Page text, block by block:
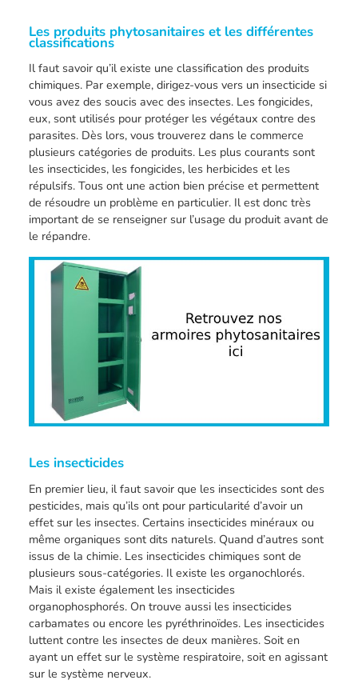
Les produits phytosanitaires et les différentes
classifications
Il faut savoir qu’il existe une classification des produits
chimiques. Par exemple, dirigez-vous vers un insecticide si
vous avez des soucis avec des insectes. Les fongicides,
eux, sont utilisés pour protéger les végétaux contre des
parasites. Dès lors, vous trouverez dans le commerce
plusieurs catégories de produits. Les plus courants sont
les insecticides, les fongicides, les herbicides et les
répulsifs. Tous ont une action bien précise et permettent
de résoudre un problème en particulier. Il est donc très
important de se renseigner sur l’usage du produit avant de
le répandre.
Les insecticides
En premier lieu, il faut savoir que les insecticides sont des
pesticides, mais qu’ils ont pour particularité d’avoir un
effet sur les insectes. Certains insecticides minéraux ou
même organiques sont dits naturels. Quand d’autres sont
issus de la chimie. Les insecticides chimiques sont de
plusieurs sous-catégories. Il existe les organochlorés.
Mais il existe également les insecticides
organophosphorés. On trouve aussi les insecticides
carbamates ou encore les pyréthrinoïdes. Les insecticides
luttent contre les insectes de deux manières. Soit en
ayant un effet sur le système respiratoire, soit en agissant
sur le système nerveux.